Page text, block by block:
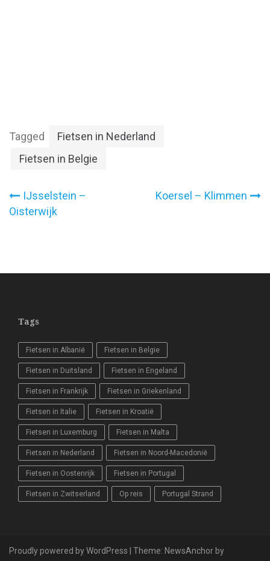
Tagged
Fietsen in Nederland
Fietsen in Belgie
Bericht
IJsselstein –
Oisterwijk
Koersel – Klimmen
Tags
Fietsen in Albanië Fietsen in Belgie
Fietsen in Duitsland Fietsen in Engeland
Fietsen in Frankrijk Fietsen in Griekenland
Fietsen in Italie Fietsen in Kroatië
Fietsen in Luxemburg Fietsen in Malta
Fietsen in Nederland Fietsen in Noord-Macedonië
Fietsen in Oostenrijk Fietsen in Portugal
Fietsen in Zwitserland Op reis Portugal Strand
Proudly powered by WordPress | Theme: NewsAnchorby